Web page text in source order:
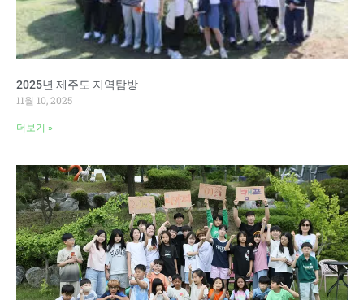
2025년 제주도 지역탐방
11월 10, 2025
더보기 »